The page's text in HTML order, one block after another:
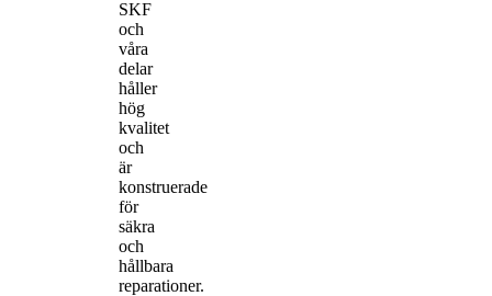
SKF
och
våra
delar
håller
hög
kvalitet
och
är
konstruerade
för
säkra
och
hållbara
reparationer.